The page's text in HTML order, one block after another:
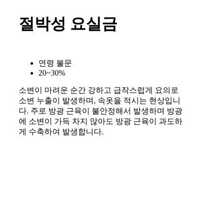
절박성 요실금
연령 불문
20~30%
소변이 마려운 순간 강하고 급작스럽게 요의로
소변 누출이 발생하며, 속옷을 적시는 현상입니
다. 주로 방광 근육이 불안정해서 발생하며 방광
에 소변이 가득 차지 않아도 방광 근육이 과도하
게 수축하여 발생합니다.